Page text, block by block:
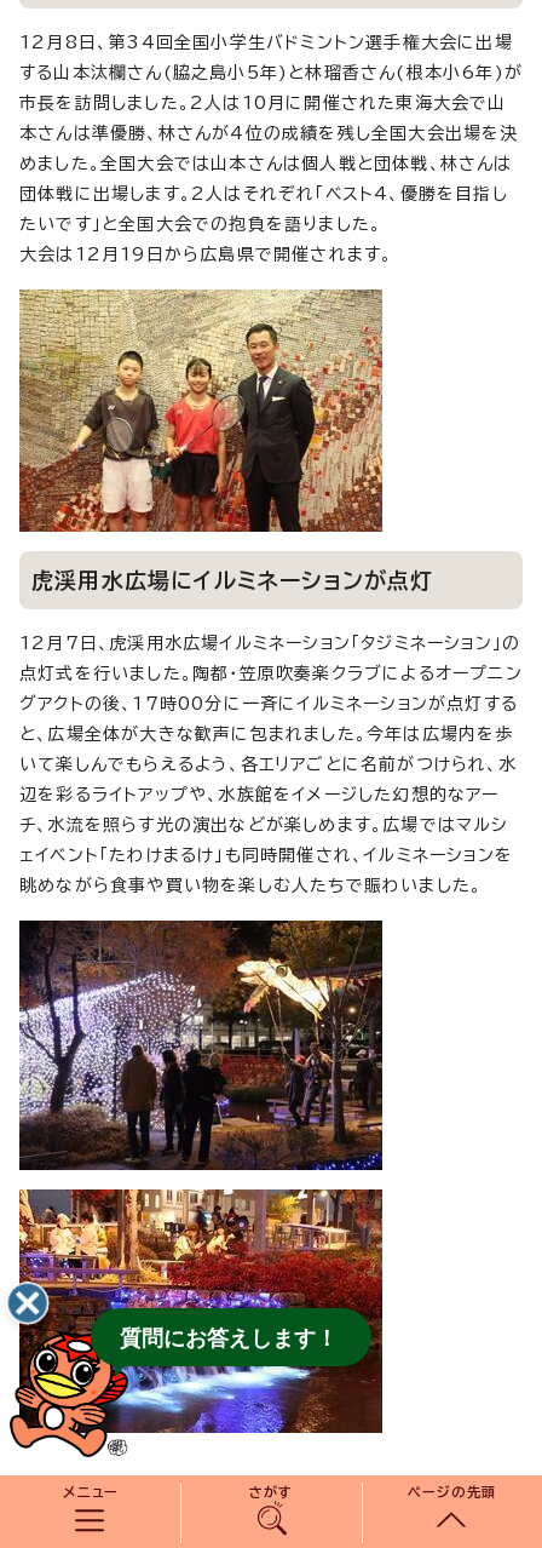
12月8日、第34回全国小学生バドミントン選手権大会に出場
する山本汰欄さん(脇之島小5年)と林瑠香さん(根本小6年)が
市長を訪問しました。2人は10月に開催された東海大会で山
本さんは準優勝、林さんが4位の成績を残し全国大会出場を決
めました。全国大会では山本さんは個人戦と団体戦、林さんは
団体戦に出場します。2人はそれぞれ「ベスト4、優勝を目指し
たいです」と全国大会での抱負を語りました。
大会は12月19日から広島県で開催されます。
虎渓用水広場にイルミネーションが点灯
12月7日、虎渓用水広場イルミネーション「タジミネーション」の
点灯式を行いました。陶都・笠原吹奏楽クラブによるオープニン
グアクトの後、17時00分に一斉にイルミネーションが点灯する
と、広場全体が大きな歓声に包まれました。今年は広場内を歩
いて楽しんでもらえるよう、各エリアごとに名前がつけられ、水
辺を彩るライトアップや、水族館をイメージした幻想的なアー
チ、水流を照らす光の演出などが楽しめます。広場ではマルシ
ェイベント「たわけまるけ」も同時開催され、イルミネーションを
眺めながら食事や買い物を楽しむ人たちで賑わいました。
メニュー さがす ページの先頭
質問にお答えします！